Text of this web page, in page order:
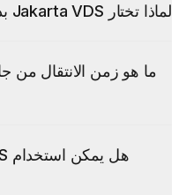
لماذا تختار Jakarta VDS بدلاً من VPS عادي؟
ما هو زمن الانتقال من